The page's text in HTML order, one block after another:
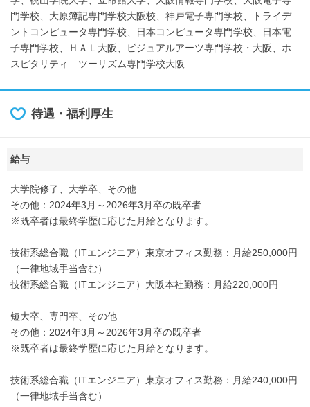
門学校、大原簿記専門学校大阪校、神戸電子専門学校、トライデ
ントコンピュータ専門学校、日本コンピュータ専門学校、日本電
子専門学校、ＨＡＬ大阪、ビジュアルアーツ専門学校・大阪、ホ
スピタリティ ツーリズム専門学校大阪
待遇・福利厚生
給与
大学院修了、大学卒、その他
その他：2024年3月～2026年3月卒の既卒者
※既卒者は最終学歴に応じた月給となります。
技術系総合職（ITエンジニア）東京オフィス勤務：月給250,000円
（一律地域手当含む）
技術系総合職（ITエンジニア）大阪本社勤務：月給220,000円
短大卒、専門卒、その他
その他：2024年3月～2026年3月卒の既卒者
※既卒者は最終学歴に応じた月給となります。
技術系総合職（ITエンジニア）東京オフィス勤務：月給240,000円
（一律地域手当含む）